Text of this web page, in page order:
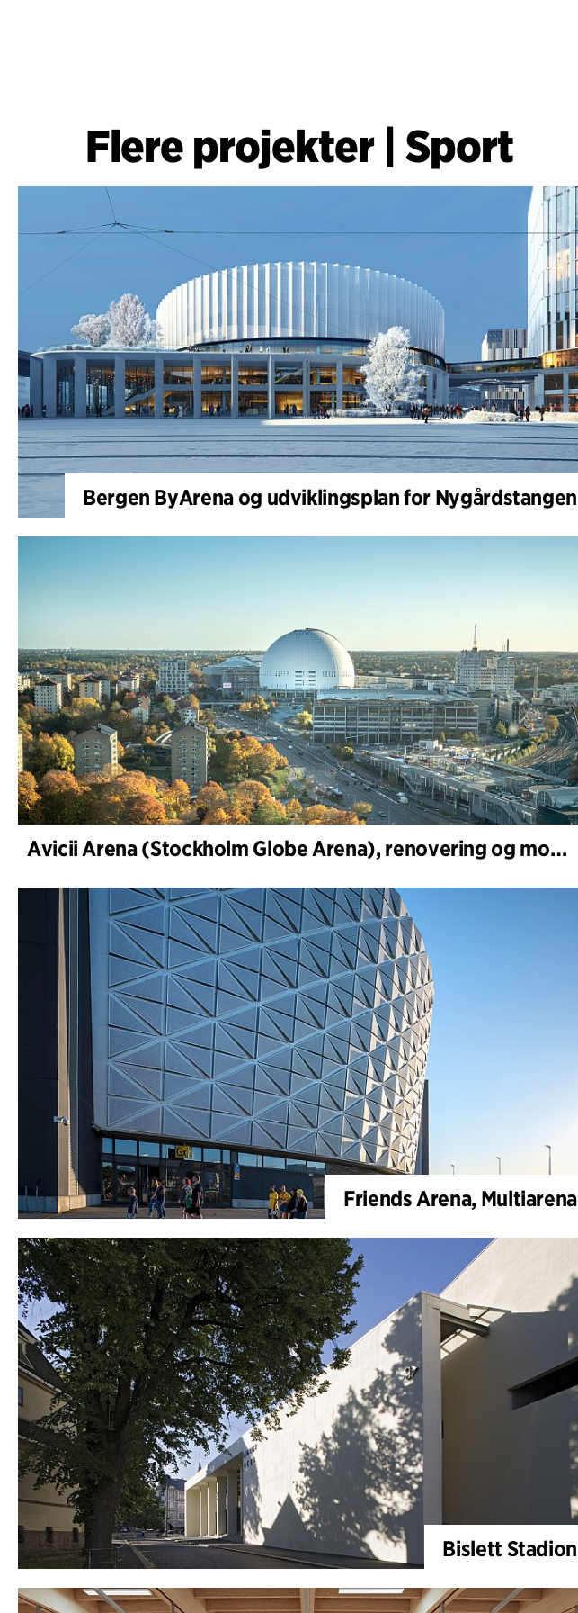
Flere projekter| Sport
Bergen ByArena og udviklingsplan for Nygårdstangen
Avicii Arena (Stockholm Globe Arena), renovering og modernisering
Friends Arena, Multiarena
Bislett Stadion